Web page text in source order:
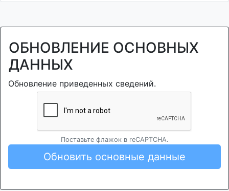
ОБНОВЛЕНИЕ ОСНОВНЫХ
ДАННЫХ
Обновление приведенных сведений.
Поставьте флажок в reCAPTCHA.
Обновить основные данные